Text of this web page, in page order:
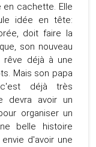
en cachette. Elle
idée en tête:
doit faire la
son nouveau
rêve déjà à une
Mais son papa
déjà très
devra avoir un
organiser un
belle histoire
d'avoir une